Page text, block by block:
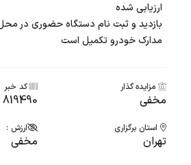
ارزیابی شده
بازدید و ثبت نام دستگاه حضوری در
مدارک خودرو تکمیل است
مزایده گذار
مخفی
کد خبر
819490
استان برگزاری
تهران
ارزش :
مخفی